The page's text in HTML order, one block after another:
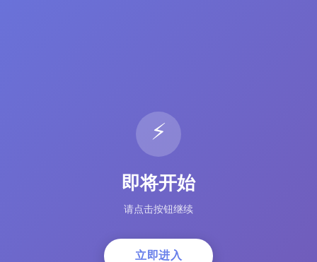
⚡
即将开始
请点击按钮继续
立即进入